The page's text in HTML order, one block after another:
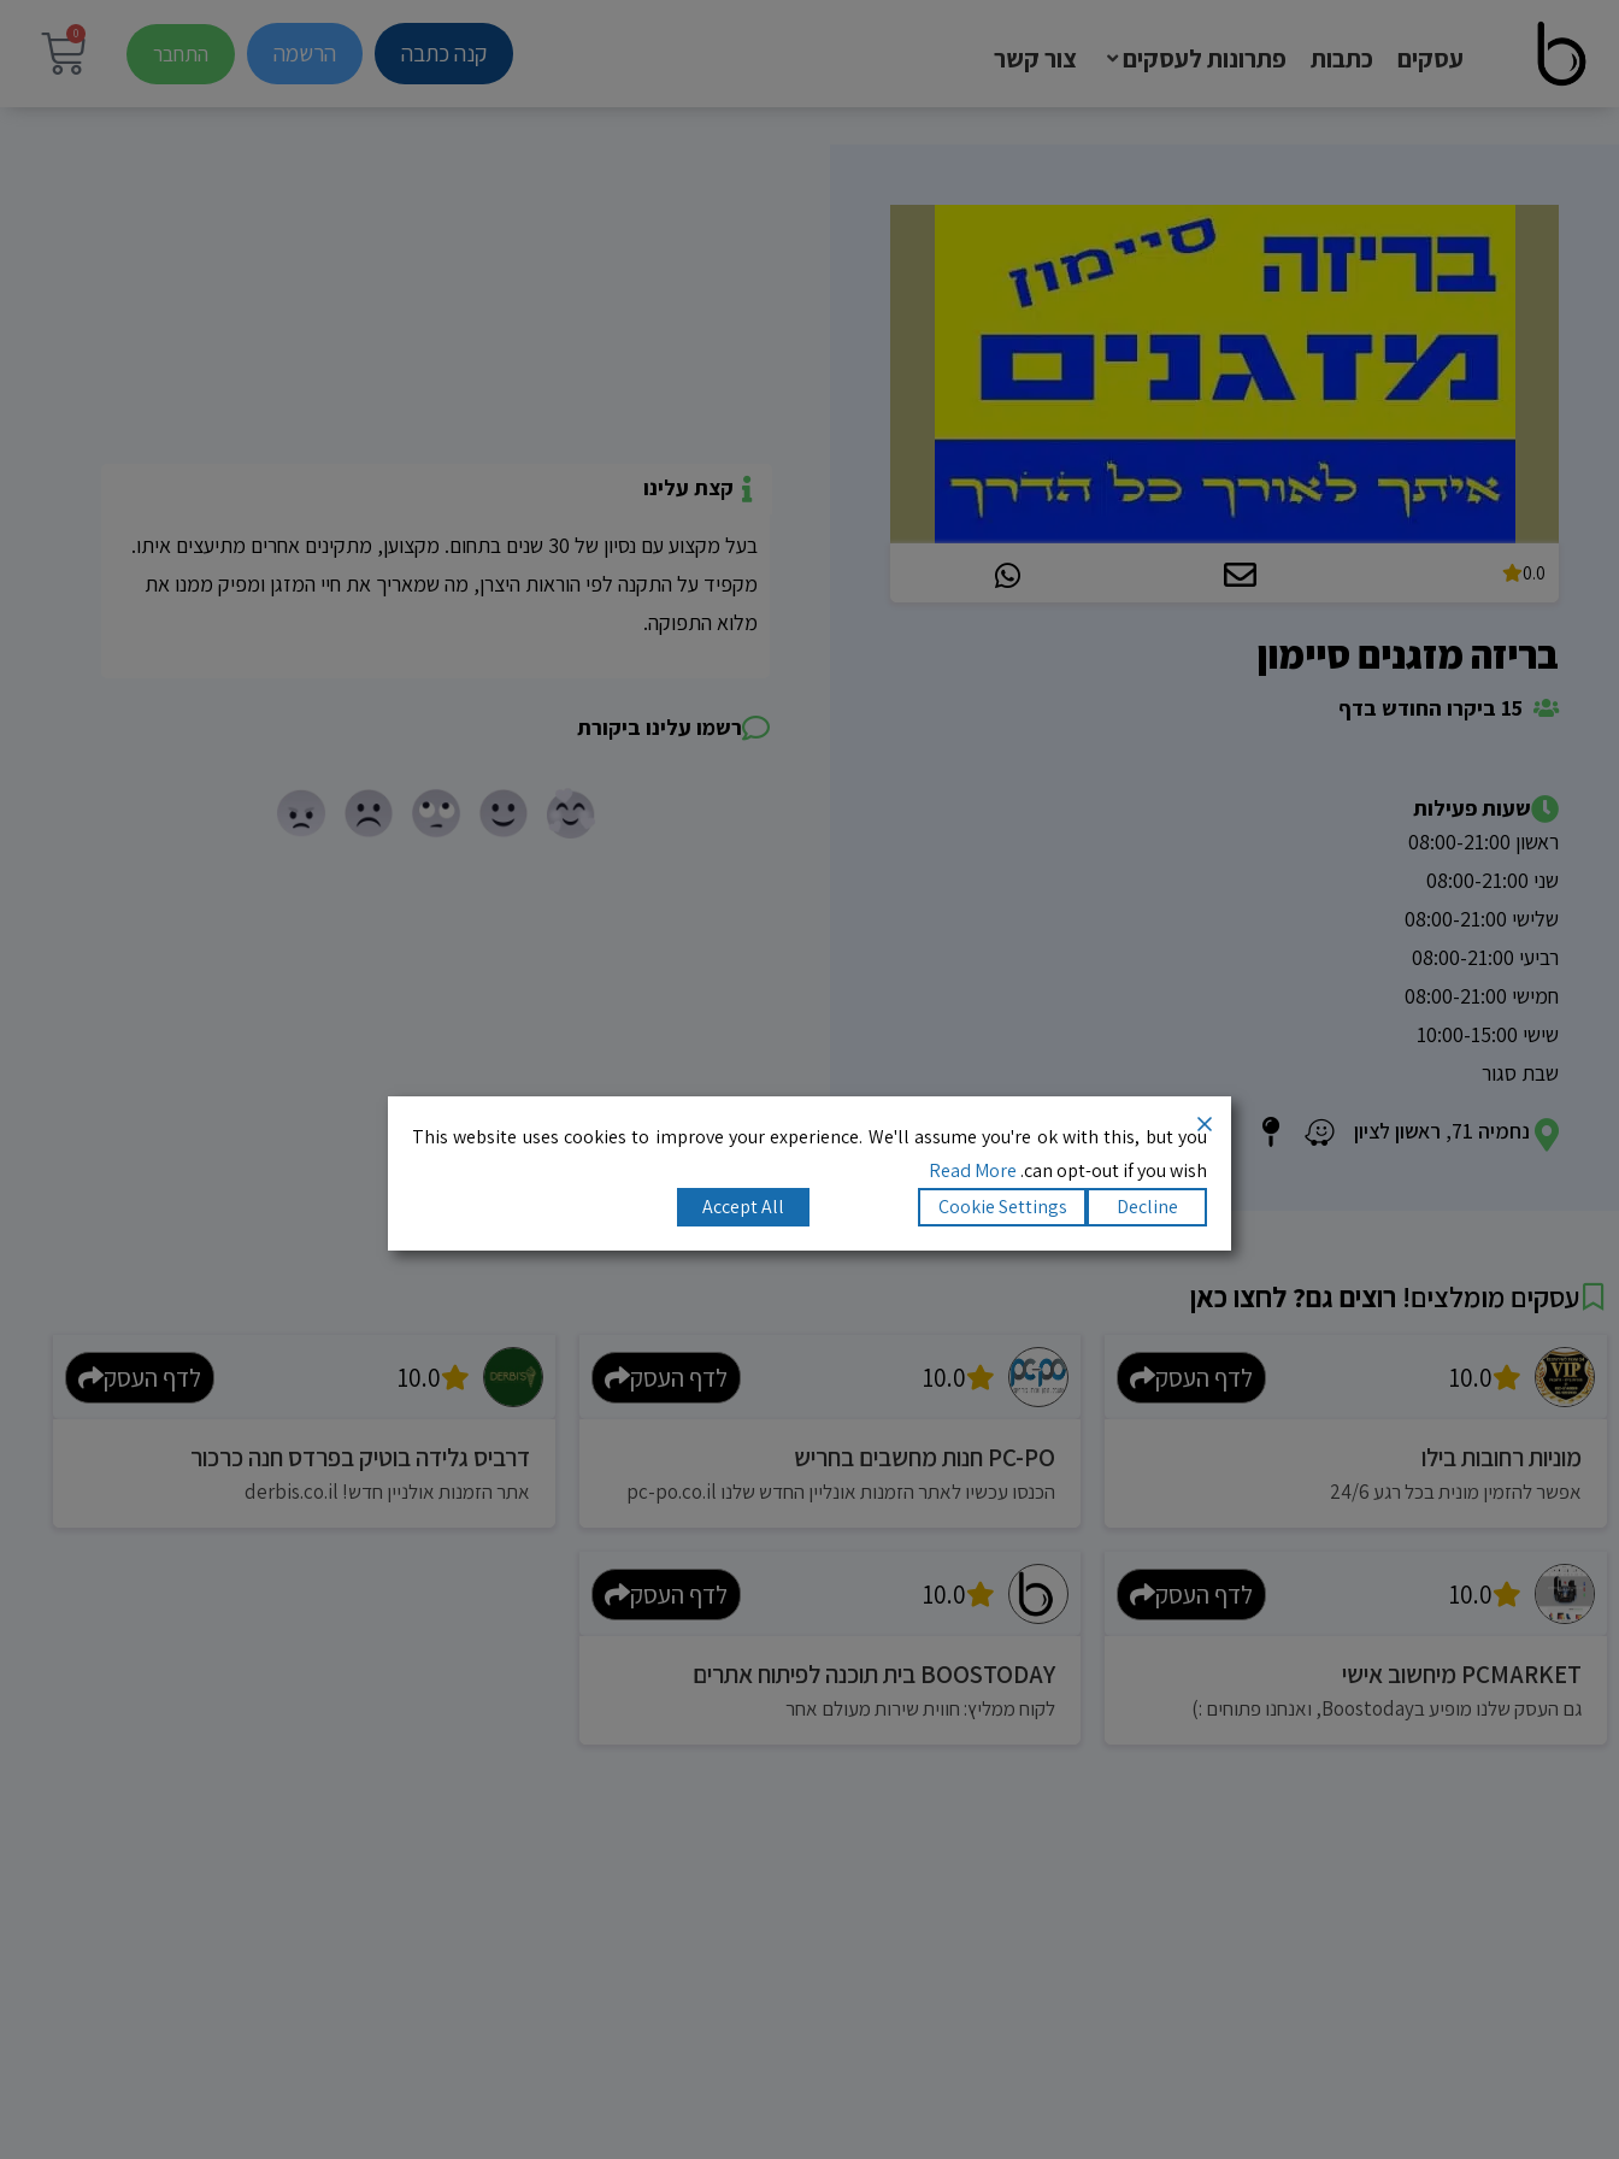
עסקים כתבות פתרונות לעסקים צור קשר קנה כתבה הרשמה התחבר
0
0.0
בריזה מזגנים סיימון
שעות פעילות
ראשון 08:00-21:00
שני 08:00-21:00
שלישי 08:00-21:00
רביעי 08:00-21:00
חמישי 08:00-21:00
שישי 10:00-15:00
שבת סגור
נחמיה 71, ראשון לציון
קצת עלינו
בעל מקצוע עם נסיון של 30 שנים בתחום. מקצוען, מתקינים אחרים מתיעצים איתו.
מקפיד על התקנה לפי הוראות היצרן, מה שמאריך את חיי המזגן ומפיק ממנו את
מלוא התפוקה.
רשמו עלינו ביקורת
עסקים מומלצים! רוצים גם? לחצו כאן
10.0 לדף העסק
מוניות רחובות בילו
אפשר להזמין מונית בכל רגע 24/6
10.0 לדף העסק
PC-PO חנות מחשבים בחריש
הכנסו עכשיו לאתר הזמנות אונליין החדש שלנו pc-po.co.il
10.0 לדף העסק
דרביס גלידה בוטיק בפרדס חנה כרכור
אתר הזמנות אולניין חדש! derbis.co.il
10.0 לדף העסק
PCMARKET מיחשוב אישי
גם העסק שלנו מופיע בBoostoday, ואנחנו פתוחים :)
10.0 לדף העסק
BOOSTODAY בית תוכנה לפיתוח אתרים
לקוח ממליץ: חווית שירות מעולם אחר
This website uses cookies to improve your experience. We'll assume you're ok with this, but you
can opt-out if you wish.
Read More
Decline
Cookie Settings
Accept All